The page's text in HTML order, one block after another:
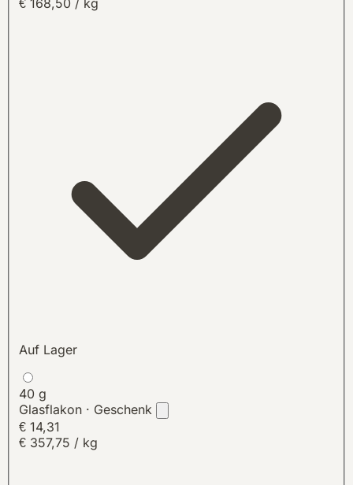
Auf Lager
40 g
Glasflakon · Geschenk
€ 14,31
€ 357,75 / kg